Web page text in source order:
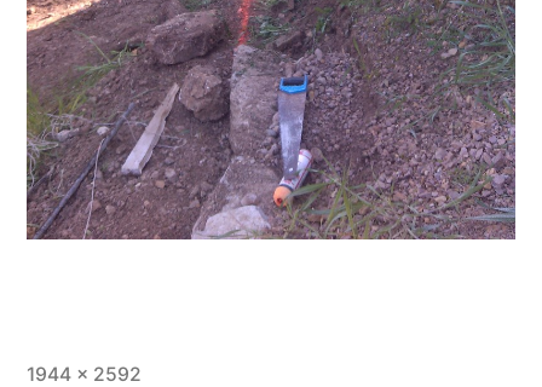
Taille
1944 × 2592